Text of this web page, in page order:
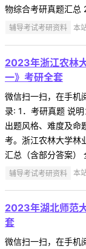
物综合考研真题汇总
辅导考试考研资料 本
2023年浙江农林
一》考研全套
微信扫一扫，在手机
录: 1．考研真题 说
出题风格、难度及命
考。浙江农林大学林
汇总（含部分答案）
辅导考试考研资料 本
2023年湖北师范
套
微信扫一扫，在手机